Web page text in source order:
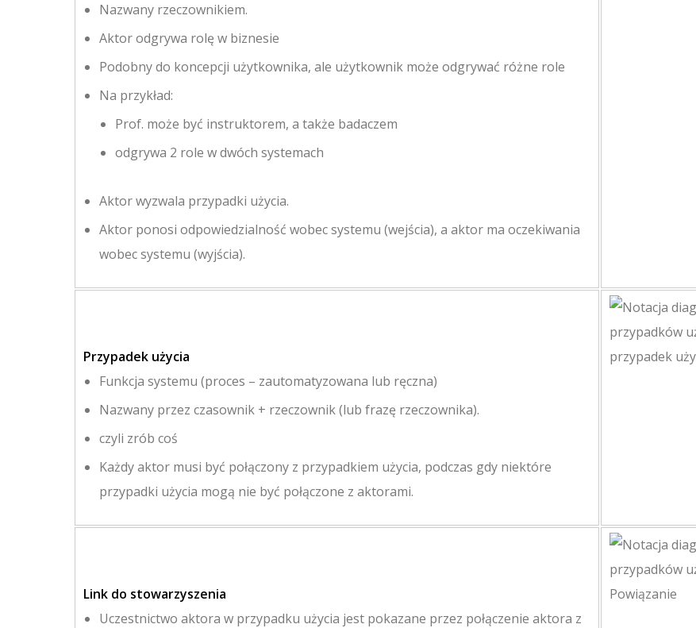
Nazwany rzeczownikiem.
Aktor odgrywa rolę w biznesie
Podobny do koncepcji użytkownika, ale użytkownik może odgrywać różne role
Na przykład:
Prof. może być instruktorem, a także badaczem
odgrywa 2 role w dwóch systemach
Aktor wyzwala przypadki użycia.
Aktor ponosi odpowiedzialność wobec systemu (wejścia), a aktor ma oczekiwania
wobec systemu (wyjścia).
Przypadek użycia
Funkcja systemu (proces – zautomatyzowana lub ręczna)
Nazwany przez czasownik + rzeczownik (lub frazę rzeczownika).
czyli zrób coś
Każdy aktor musi być połączony z przypadkiem użycia, podczas gdy niektóre
przypadki użycia mogą nie być połączone z aktorami.
Link do stowarzyszenia
Uczestnictwo aktora w przypadku użycia jest pokazane przez połączenie aktora z